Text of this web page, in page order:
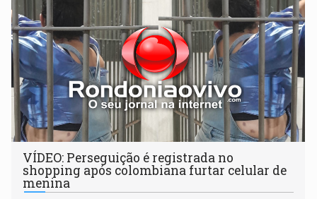
VÍDEO: Perseguição é registrada no
shopping após colombiana furtar celular de
menina